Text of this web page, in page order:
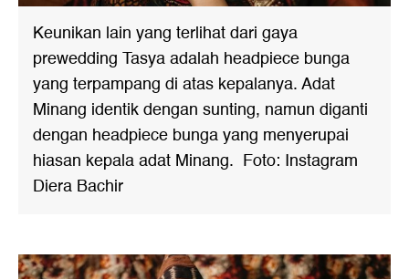
Keunikan lain yang terlihat dari gaya
prewedding Tasya adalah headpiece bunga
yang terpampang di atas kepalanya. Adat
Minang identik dengan sunting, namun diganti
dengan headpiece bunga yang menyerupai
hiasan kepala adat Minang. Foto: Instagram
Diera Bachir